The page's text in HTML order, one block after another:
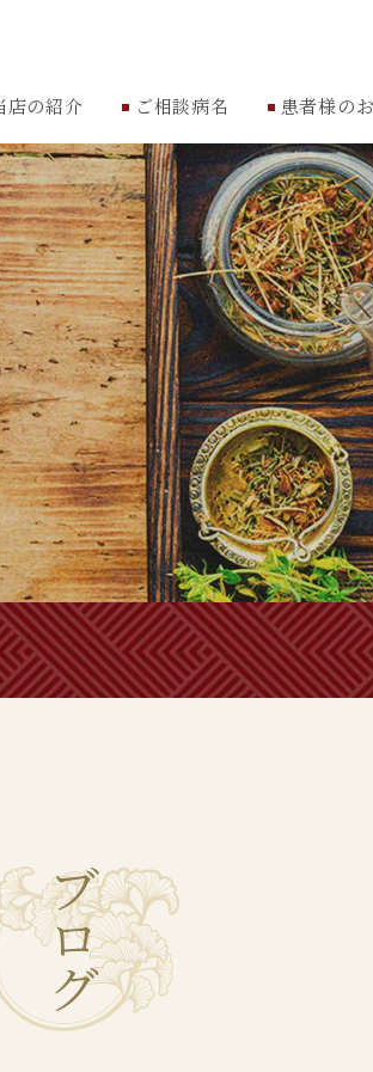
店の紹介 ご相談病名 患者様の
ブ
ロ
グ